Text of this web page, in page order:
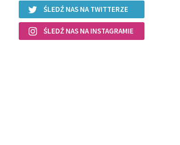
ŚLEDŹ NAS NA TWITTERZE
ŚLEDŹ NAS NA INSTAGRAMIE